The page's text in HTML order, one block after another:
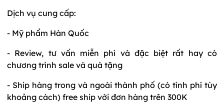
Dịch vụ cung cấp:
- Mỹ phẩm Hàn Quốc
- Review, tư vấn miễn phí và đặc biệt rất hay có
chương trình sale và quà tặng
- Ship hàng trong và ngoài thành phố (có tính phí tùy
khoảng cách) free ship với đơn hàng trên 300K